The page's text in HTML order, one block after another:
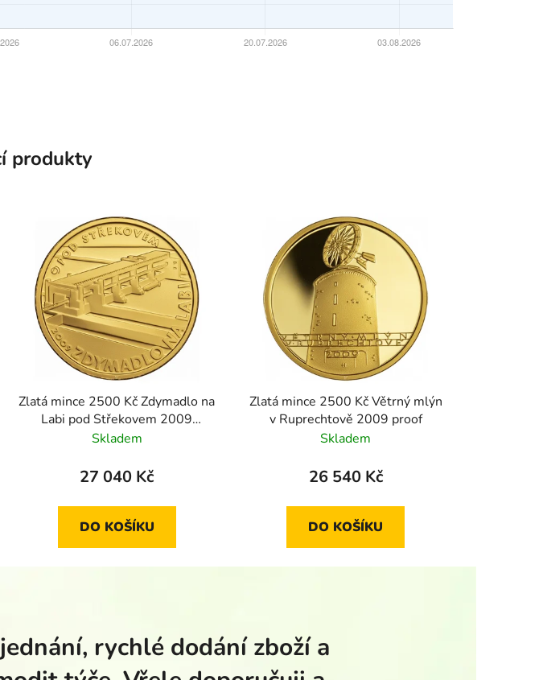
produkty
Zlatá mince 2500 Kč Zdymadlo na
Labi pod Střekovem 2009
standard
Skladem
27 040 Kč
DO KOŠÍKU
Zlatá mince 2500 Kč Větrný mlýn
v Ruprechtově 2009 proof
Skladem
26 540 Kč
DO KOŠÍKU
rychlé dodání zboží a